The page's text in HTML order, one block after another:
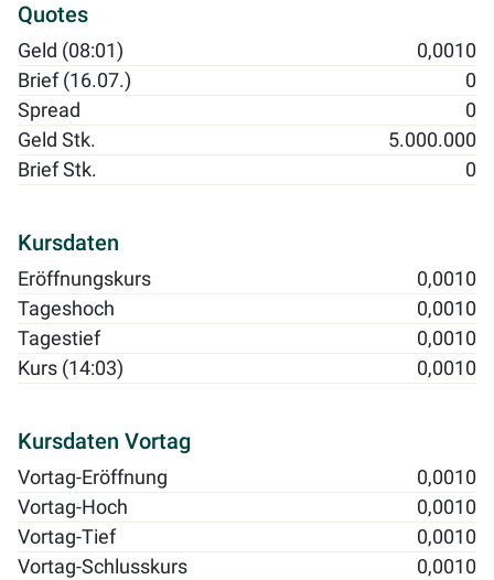
Quotes
Geld (08:01)
0,0010
Brief (16.07.)
0
Spread
0
Geld Stk.
5.000.000
Brief Stk.
0
Kursdaten
Eröffnungskurs
0,0010
Tageshoch
0,0010
Tagestief
0,0010
Kurs (14:03)
0,0010
Kursdaten Vortag
Vortag-Eröffnung
0,0010
Vortag-Hoch
0,0010
Vortag-Tief
0,0010
Vortag-Schlusskurs
0,0010